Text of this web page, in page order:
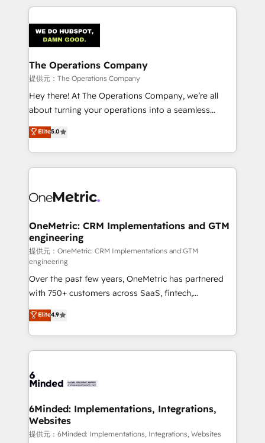
smarter marketing, sales, and customer success
Iberia (Spain & Portugal), we combine human insight
with intelligent automation to drive sustainable
growth. Our multidisciplinary team designs solutions
that simplify complexity, boost performance, and
turn innovation into real impact. 🌍 Highlights •
HubSpot Partner since 2012 • 2022 EMEA Impact
projects • Clients in 30+ industries • Proprietary
technology for integrations • Multilingual team:
The Operations Company
提供元：The Operations Company
Hey there! At The Operations Company, we’re all
about turning your operations into a seamless
experience that powers real results. We specialize in
transforming complex systems into efficient,
scalable solutions that work across your entire
organization. We’re a unique blend of deep HubSpot
operational know-how. We know that no two
solutions. Instead, we dive in to understand your
needs, goals, and challenges to deliver solutions that
fit like a glove. We’re committed to being both
highly effective and fun to work with. We believe in
efficient processes, as well as building great
relationships. Your success is our success, and we’re
all in this together! From startup to enterprise, we’ll
make sure your HubSpot setup becomes a
powerhouse of productivity, so you can focus on
what matters most: growing your business and
smarter for you!
Elite5.0
OneMetric: CRM Implementations and GTM
engineering
提供元：OneMetric: CRM Implementations and GTM
engineering
Over the past few years, OneMetric has partnered
with 750+ customers across SaaS, fintech,
healthcare, real estate, and other industries. With
150+ HubSpot-certified experts, we deliver scalable
solutions to complex GTM and RevOps challenges.
Our Expertise 🔹 Onboarding & Implementation:
tailored to your GTM motion. 🔹 Migrations: Move
downtime. 🔹 RevOps Strategy: Align teams,
processes, and data to drive revenue efficiency. 🔹
Integrations: Connect HubSpot with your tech stack
Elite4.9
6Minded: Implementations, Integrations,
Websites
提供元：6Minded: Implementations, Integrations, Websites